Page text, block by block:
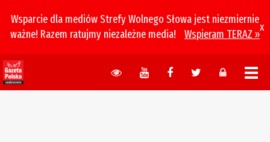
Wsparcie dla mediów Strefy Wolnego Słowa jest niezmiernie
ważne! Razem ratujmy niezależne media!
Wspieram TERAZ »
x